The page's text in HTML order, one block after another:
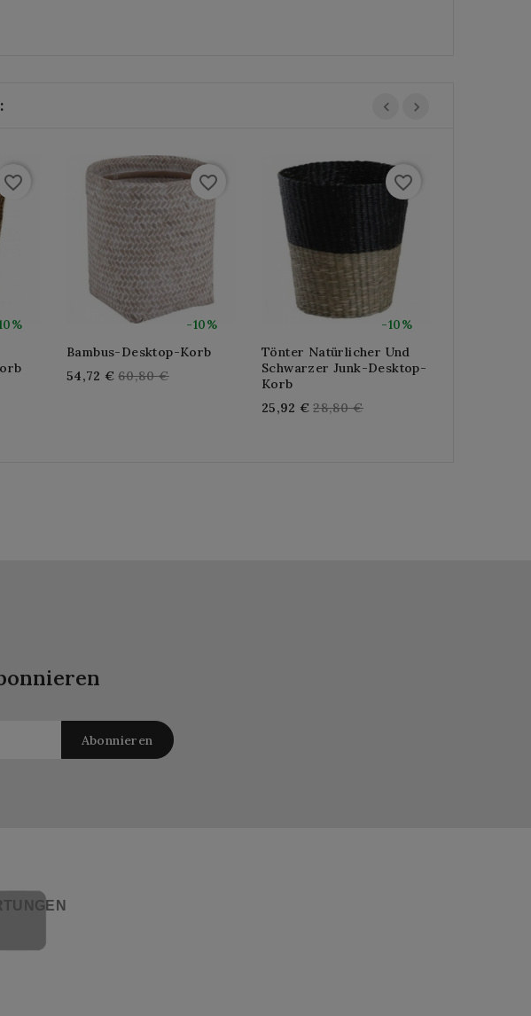
favorite_border
-10%
favorite_border
Bambus-Desktop-Korb
54,72 € Regular
60,80 €
-10%
favorite_border
Tönter Natürlicher Und
Schwarzer Junk-Desktop-
Korb
25,92 € Regular
28,80 €